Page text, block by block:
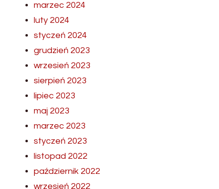
marzec 2024
luty 2024
styczeń 2024
grudzień 2023
wrzesień 2023
sierpień 2023
lipiec 2023
maj 2023
marzec 2023
styczeń 2023
listopad 2022
październik 2022
wrzesień 2022